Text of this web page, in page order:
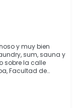
y muy bien
sum, sauna y
sobre la calle
Facultad de